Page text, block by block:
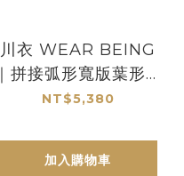
川衣 WEAR BEING
｜拼接弧形寬版葉形長
褲
NT$5,380
加入購物車